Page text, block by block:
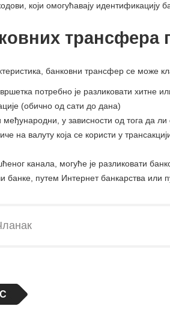
који омогућавају идентификацију
трансфера
банковни трансфер се може
потребно је разликовати хитне
(обично од сати до дана)
у зависности од тога да
на валуту која се користи у
канала, могуће је разликовати
банке, путем Интернет банкарства или